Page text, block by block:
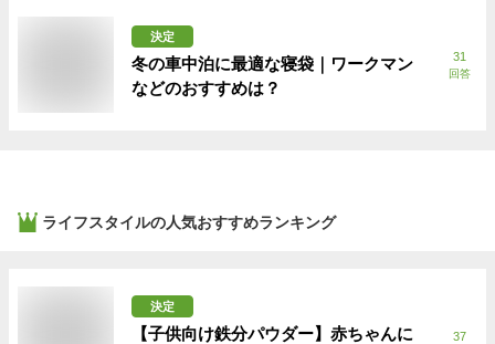
決定
冬の車中泊に最適な寝袋｜ワークマン
などのおすすめは？
31
回答
ライフスタイルの人気おすすめランキング
決定
【子供向け鉄分パウダー】赤ちゃんに
37